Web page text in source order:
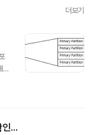
더보기
해
...